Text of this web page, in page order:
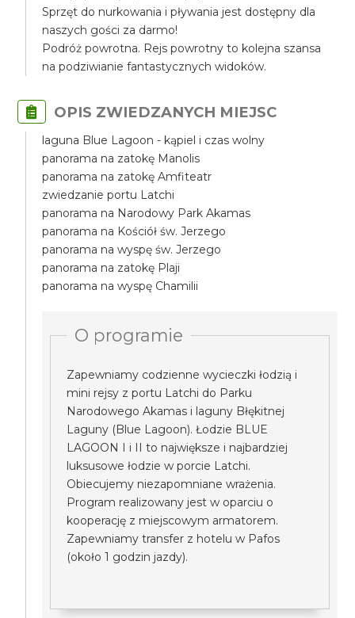
Sprzęt do nurkowania i pływania jest dostępny dla
naszych gości za darmo!
Podróż powrotna. Rejs powrotny to kolejna szansa
na podziwianie fantastycznych widoków.
OPIS ZWIEDZANYCH MIEJSC
laguna Blue Lagoon - kąpiel i czas wolny
panorama na zatokę Manolis
panorama na zatokę Amfiteatr
zwiedzanie portu Latchi
panorama na Narodowy Park Akamas
panorama na Kościół św. Jerzego
panorama na wyspę św. Jerzego
panorama na zatokę Plaji
panorama na wyspę Chamilii
O programie
Zapewniamy codzienne wycieczki łodzią i
mini rejsy z portu Latchi do Parku
Narodowego Akamas i laguny Błękitnej
Laguny (Blue Lagoon). Łodzie BLUE
LAGOON I i II to największe i najbardziej
luksusowe łodzie w porcie Latchi.
Obiecujemy niezapomniane wrażenia.
Program realizowany jest w oparciu o
kooperację z miejscowym armatorem.
Zapewniamy transfer z hotelu w Pafos
(około 1 godzin jazdy).